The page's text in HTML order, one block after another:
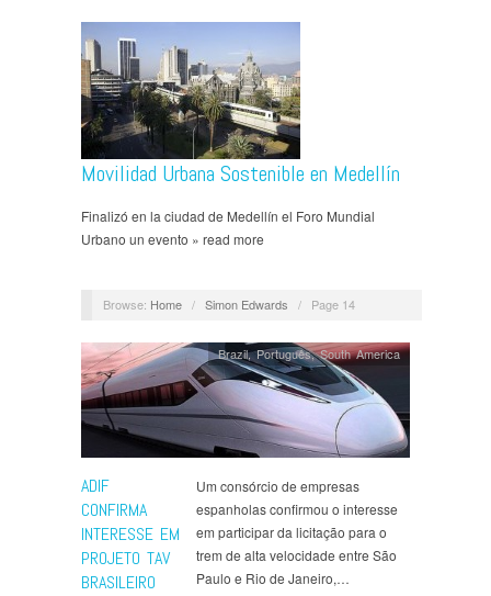
Movilidad Urbana Sostenible en Medellín
Finalizó en la ciudad de Medellín el Foro Mundial
Urbano un evento » read more
Browse: Home / Simon Edwards / Page 14
ADIF
CONFIRMA
INTERESSE EM
PROJETO TAV
BRASILEIRO
Brazil,Português,South America
Um consórcio de empresas
espanholas confirmou o interesse
em participar da licitação para o
trem de alta velocidade entre São
Paulo e Rio de Janeiro,…